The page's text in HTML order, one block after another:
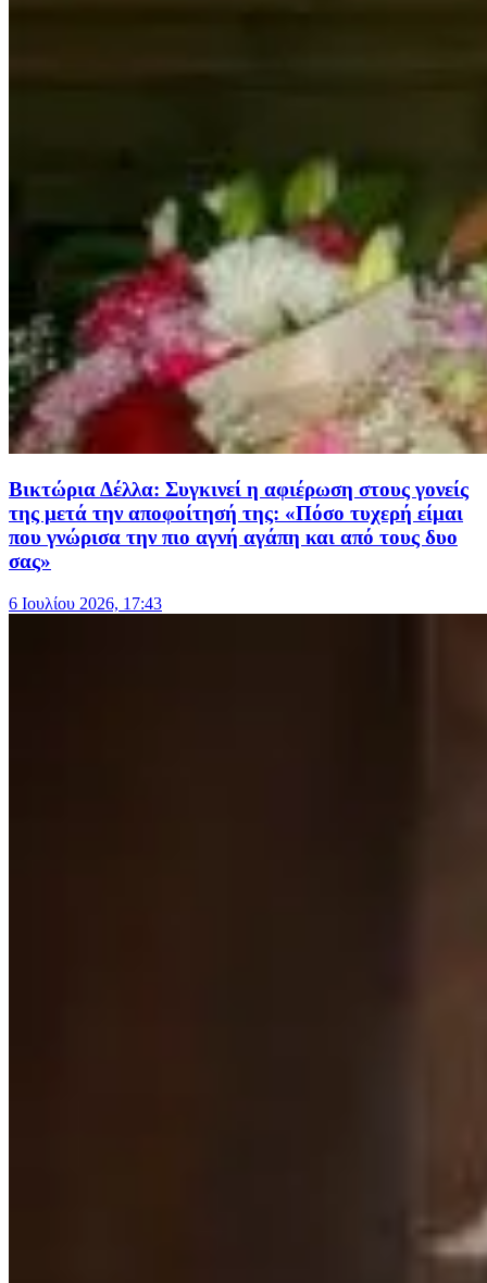
Βικτώρια Δέλλα: Συγκινεί η αφιέρωση στους γονείς
της μετά την αποφοίτησή της: «Πόσο τυχερή είμαι
που γνώρισα την πιο αγνή αγάπη και από τους δυο
σας»
6 Ιουλίου 2026, 17:43